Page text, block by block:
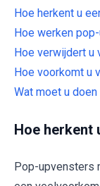
Hoe herkent u
Hoe werken
Hoe verwijdert u
Hoe voorkomt u
Wat moet u
Hoe herkent
Pop-upvensters